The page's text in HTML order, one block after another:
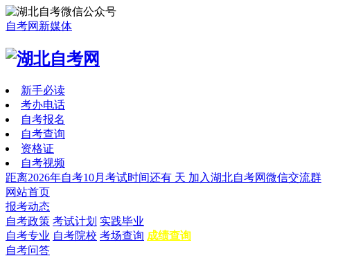
自考网新媒体
新手必读
考办电话
自考报名
自考查询
资格证
自考视频
距离2026年自考10月考试时间还有 天 加入湖北自考网微信交流群
网站首页
报考动态
自考政策 考试计划 实践毕业
自考专业 自考院校 考场查询 成绩查询
自考问答